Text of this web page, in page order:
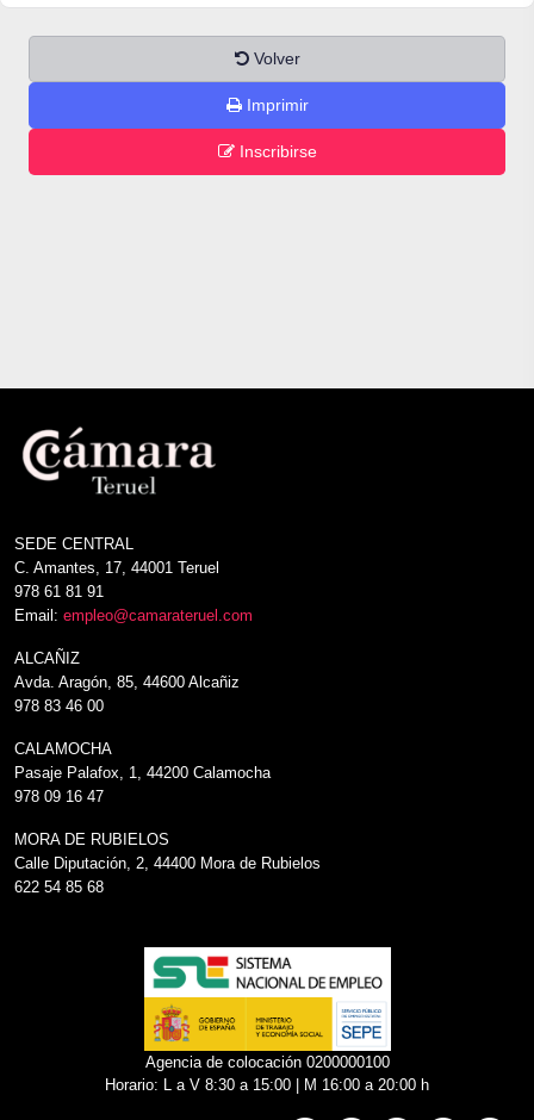
Volver
Imprimir
Inscribirse
SEDE CENTRAL
C. Amantes, 17, 44001 Teruel
978 61 81 91
Email: empleo@camarateruel.com
ALCAÑIZ
Avda. Aragón, 85, 44600 Alcañiz
978 83 46 00
CALAMOCHA
Pasaje Palafox, 1, 44200 Calamocha
978 09 16 47
MORA DE RUBIELOS
Calle Diputación, 2, 44400 Mora de Rubielos
622 54 85 68
Agencia de colocación 0200000100
Horario: L a V 8:30 a 15:00 | M 16:00 a 20:00 h